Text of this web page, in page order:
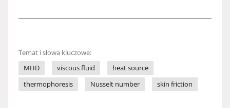
Temat i słowa kluczowe:
MHD
viscous fluid
heat source
thermophoresis
Nusselt number skin friction